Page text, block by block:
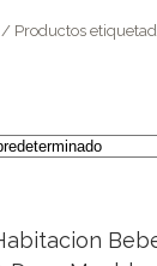
/ Productos